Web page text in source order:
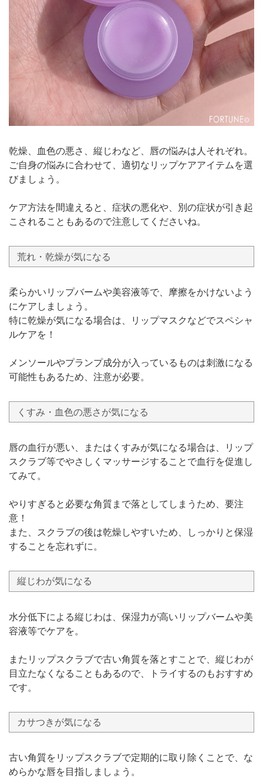
乾燥、血色の悪さ、縦じわなど、唇の悩みは人それぞれ。
ご自身の悩みに合わせて、適切なリップケアアイテムを選
びましょう。
ケア方法を間違えると、症状の悪化や、別の症状が引き起
こされることもあるので注意してくださいね。
荒れ・乾燥が気になる
柔らかいリップバームや美容液等で、摩擦をかけないよう
にケアしましょう。
特に乾燥が気になる場合は、リップマスクなどでスペシャ
ルケアを！
メンソールやプランプ成分が入っているものは刺激になる
可能性もあるため、注意が必要。
くすみ・血色の悪さが気になる
唇の血行が悪い、またはくすみが気になる場合は、リップ
スクラブ等でやさしくマッサージすることで血行を促進し
てみて。
やりすぎると必要な角質まで落としてしまうため、要注
意！
また、スクラブの後は乾燥しやすいため、しっかりと保湿
することを忘れずに。
縦じわが気になる
水分低下による縦じわは、保湿力が高いリップバームや美
容液等でケアを。
またリップスクラブで古い角質を落とすことで、縦じわが
目立たなくなることもあるので、トライするのもおすすめ
です。
カサつきが気になる
古い角質をリップスクラブで定期的に取り除くことで、な
めらかな唇を目指しましょう。